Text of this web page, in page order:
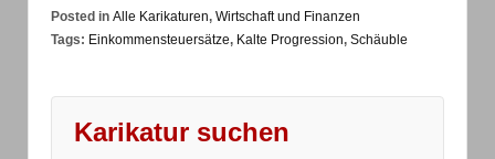
Posted in Alle Karikaturen, Wirtschaft und Finanzen
Tags: Einkommensteuersätze, Kalte Progression, Schäuble
Karikatur suchen